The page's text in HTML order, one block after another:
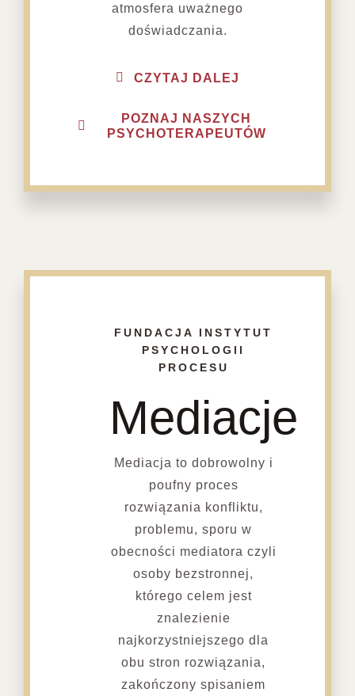
atmosfera uważnego
doświadczania.
CZYTAJ DALEJ
POZNAJ NASZYCH
PSYCHOTERAPEUTÓW
FUNDACJA INSTYTUT
PSYCHOLOGII
PROCESU
Mediacje
Mediacja to dobrowolny i
poufny proces
rozwiązania konfliktu,
problemu, sporu w
obecności mediatora czyli
osoby bezstronnej,
którego celem jest
znalezienie
najkorzystniejszego dla
obu stron rozwiązania,
zakończony spisaniem